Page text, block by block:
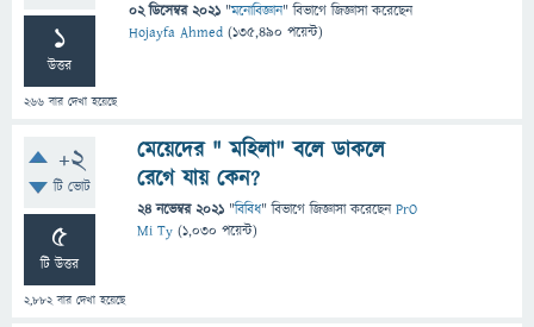
1
উত্তর
266 বার দেখা হয়েছে
02 ডিসেম্বর 2021 "মনোবিজ্ঞান" বিভাগে জিজ্ঞাসাকরেছেন
Hojayfa Ahmed (135,490 পয়েন্ট)
+2
টি ভোট
5
টি উত্তর
2,882বার দেখা হয়েছে
মেয়েদের " মহিলা" বলে ডাকলে
রেগে যায় কেন?
24 নভেম্বর 2021 "বিবিধ" বিভাগে জিজ্ঞাসাকরেছেনPrO
Mi Ty (1,030 পয়েন্ট)